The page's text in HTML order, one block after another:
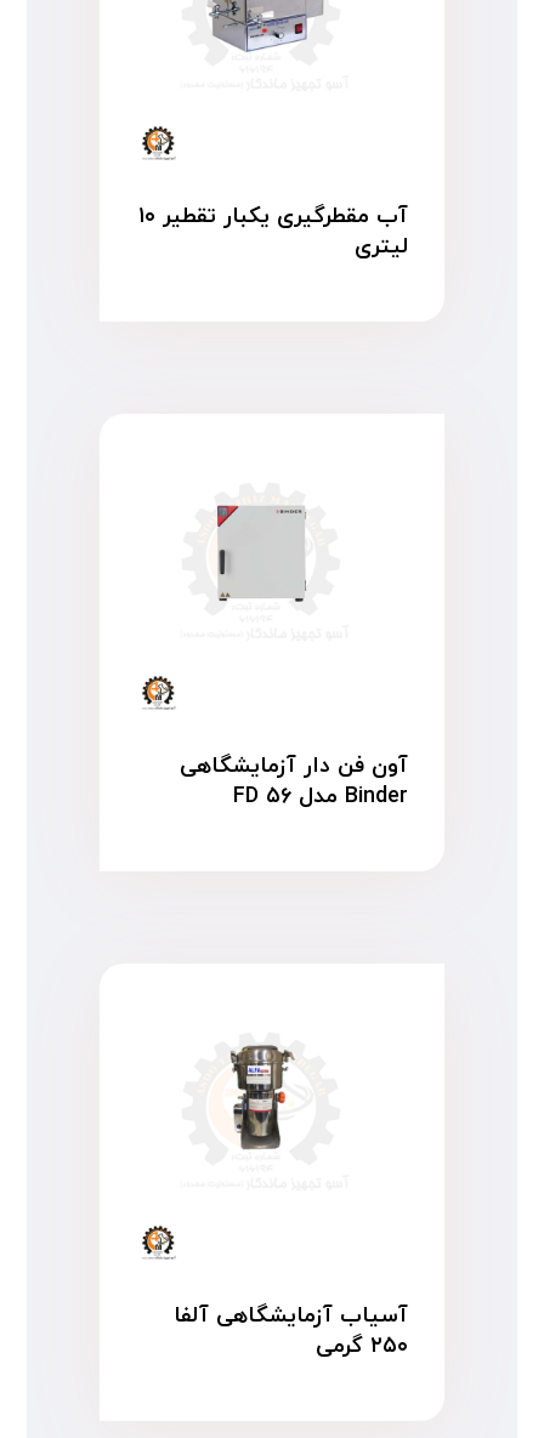
آب مقطرگیری یکبار تقطیر ۱۰
لیتری
آون فن دار آزمایشگاهی
Binder مدل FD ۵۶
آسیاب آزمایشگاهی آلفا
۲۵۰ گرمی